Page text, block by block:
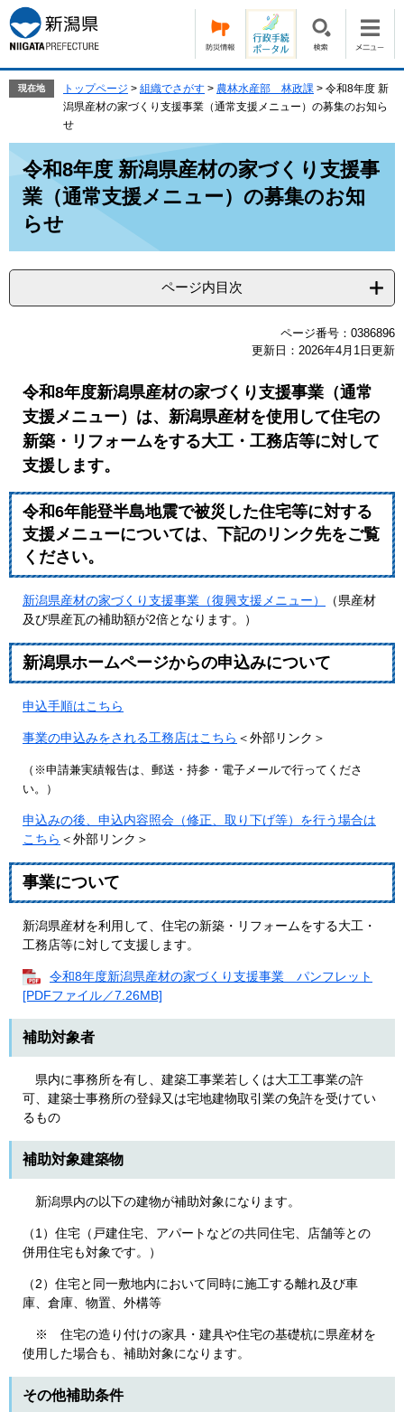
ー
ジ
の
す。
ニ
ュ
ー
し
現在地 トップページ > 組織でさがす > 農林水産部 林政課 > 令和8年度 新
潟県産材の家づくり支援事業（通常支援メニュー）の募集のお知ら
せ
令和8年度 新潟県産材の家づくり支援事
業（通常支援メニュー）の募集のお知
らせ
ページ内目次
ページ番号：0386896
更新日：2026年4月1日更新
令和8年度新潟県産材の家づくり支援事業（通常
支援メニュー）は、新潟県産材を使用して住宅の
新築・リフォームをする大工・工務店等に対して
支援します。
令和6年能登半島地震で被災した住宅等に対する
支援メニューについては、下記のリンク先をご覧
ください。
新潟県産材の家づくり支援事業（復興支援メニュー）
（県産材
及び県産瓦の補助額が2倍となります。）
新潟県ホームページからの申込みについて
申込手順はこちら
事業の申込みをされる工務店はこちら ＜外部リンク＞
（※申請兼実績報告は、郵送・持参・電子メールで行ってくださ
い。）
申込みの後、申込内容照会（修正、取り下げ等）を行う場合は
こちら ＜外部リンク＞
事業について
新潟県産材を利用して、住宅の新築・リフォームをする大工・
工務店等に対して支援します。
令和8年度新潟県産材の家づくり支援事業 パンフレット
[PDFファイル／7.26MB]
補助対象者
県内に事務所を有し、建築工事業若しくは大工工事業の許
可、建築士事務所の登録又は宅地建物取引業の免許を受けてい
るもの
補助対象建築物
新潟県内の以下の建物が補助対象になります。
（1）住宅（戸建住宅、アパートなどの共同住宅、店舗等との
併用住宅も対象です。）
（2）住宅と同一敷地内において同時に施工する離れ及び車
庫、倉庫、物置、外構等
※ 住宅の造り付けの家具・建具や住宅の基礎杭に県産材を
使用した場合も、補助対象になります。
その他補助条件